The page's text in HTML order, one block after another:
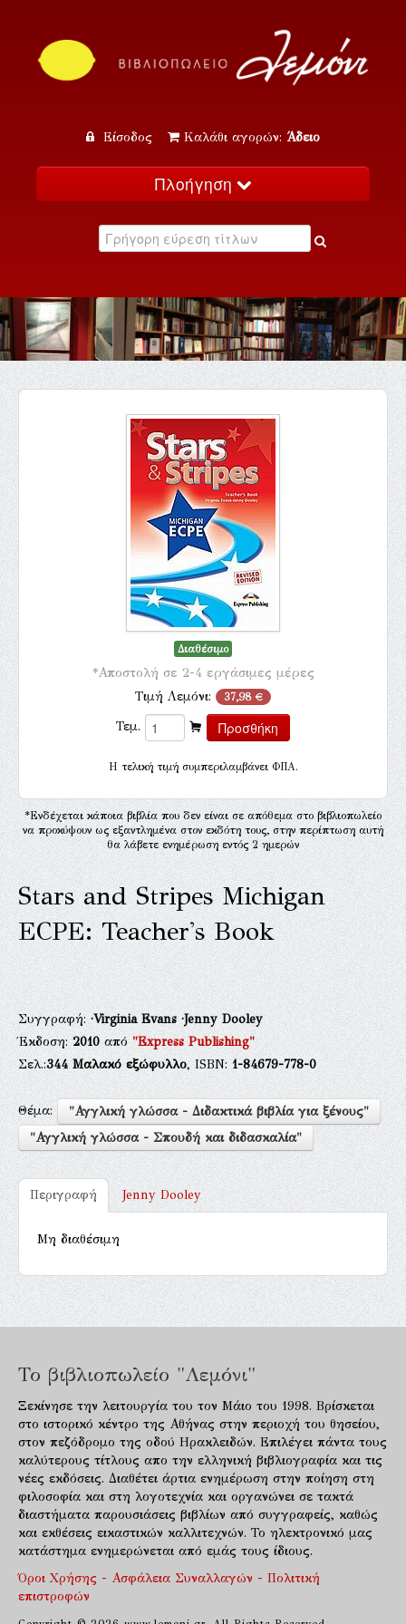
Είσοδος Καλάθι αγορών: Άδειο
Πλοήγηση
Κατάλογος
Εκδηλώσεις
Επικοινωνία
Διαθέσιμο
*Αποστολή σε 2-4 εργάσιμες μέρες
Τιμή Λεμόνι: 37,98 €
Τεμ.
H τελική τιμή συμπεριλαμβάνει ΦΠΑ.
*Ενδέχεται κάποια βιβλία που δεν είναι σε απόθεμα στο βιβλιοπωλείο
να προκύψουν ως εξαντλημένα στον εκδότη τους, στην περίπτωση αυτή
θα λάβετε ενημέρωση εντός 2 ημερών
Stars and Stripes Michigan
ECPE: Teacher's Book
Συγγραφή:·Virginia Evans·Jenny Dooley
Έκδοση:2010από"Express Publishing"
Σελ.:344 Μαλακό εξώφυλλο, ISBN:1-84679-778-0
Θέμα:
"Αγγλική γλώσσα - Διδακτικά βιβλία για ξένους"
"Αγγλική γλώσσα - Σπουδή και διδασκαλία"
Περιγραφή Jenny Dooley
Μη διαθέσιμη
Το βιβλιοπωλείο "Λεμόνι"
Ξεκίνησε την λειτουργία του τον Μάιο του 1998. Βρίσκεται
στο ιστορικό κέντρο της Αθήνας στην περιοχή του θησείου,
στον πεζόδρομο της οδού Ηρακλειδών. Επιλέγει πάντα τους
καλύτερους τίτλους απο την ελληνική βιβλιογραφία και τις
νέες εκδόσεις. Διαθέτει άρτια ενημέρωση στην ποίηση στη
φιλοσοφία και στη λογοτεχνία και οργανώνει σε τακτά
διαστήματα παρουσιάσεις βιβλίων από συγγραφείς, καθώς
και εκθέσεις εικαστικών καλλιτεχνών. Το ηλεκτρονικό μας
κατάστημα ενημερώνεται από εμάς τους ίδιους.
Όροι Χρήσης - Ασφάλεια Συναλλαγών - Πολιτική
επιστροφών